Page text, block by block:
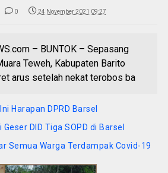
0 24 November 2021 09:27
– BUNTOK – Sepasang
Teweh, Kabupaten Barito
arus setelah nekat terobos ba
Harapan DPRD Barsel
DID Tiga SOPD di Barsel
Semua Warga Terdampak Covid-19